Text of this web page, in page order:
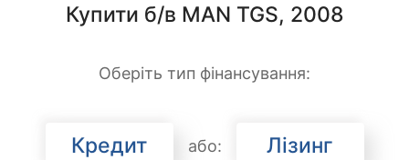
Купити б/в MAN TGS, 2008
Оберіть тип фінансування:
Кредит або: Лізинг